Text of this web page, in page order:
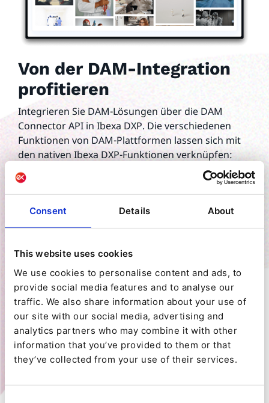
Consent Details About
This website uses cookies
We use cookies to personalise content and ads, to
provide social media features and to analyse our
traffic. We also share information about your use of
our site with our social media, advertising and
analytics partners who may combine it with other
information that you’ve provided to them or that
they’ve collected from your use of their services.
Von der DAM-Integration
profitieren
Integrieren Sie DAM-Lösungen über die DAM
Connector API in Ibexa DXP. Die verschiedenen
Funktionen von DAM-Plattformen lassen sich mit
den nativen Ibexa DXP-Funktionen verknüpfen:
Suche nach nicht lokal vorgehaltenen
digitalen Assets und deren Einbindung in
Inhalte oder Produkte
Zuordnung von DAM-
Abweichungen von der DXP. Redakteuren
bietet sich so ein einheitliches Nutzerlebnis,
unabhängig vom Speichermedium der
Bilddaten
Bereitstellung von Bildern direkt aus dem
DAM